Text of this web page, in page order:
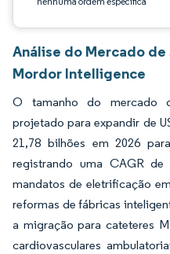
Análise do Mercado
Mordor Intelligence
O tamanho do mercado
projetado para expandir de
21,78 bilhões em 2026
registrando uma CAGR
mandatos de eletrificação
reformas de fábricas
a migração para cateteres
cardiovasculares